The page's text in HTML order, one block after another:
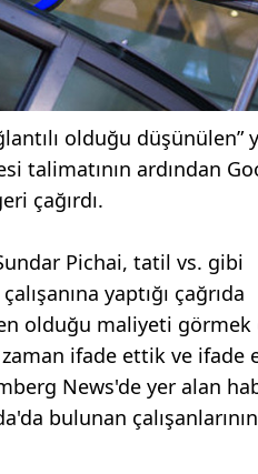
olduğu düşünülen”
talimatının ardından
çağırdı.
Pichai, tatil vs. gibi
yaptığı çağrıda
olduğu maliyeti görmek
ifade ettik ve ifade
News'de yer alan
bulunan